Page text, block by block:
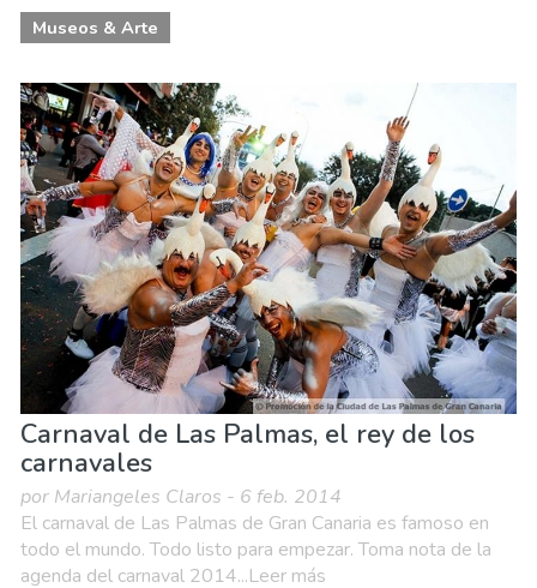
Museos & Arte
Carnaval de Las Palmas, el rey de los
carnavales
por Mariangeles Claros - 6 feb. 2014
El carnaval de Las Palmas de Gran Canaria es famoso en
todo el mundo. Todo listo para empezar. Toma nota de la
agenda del carnaval 2014...Leer más